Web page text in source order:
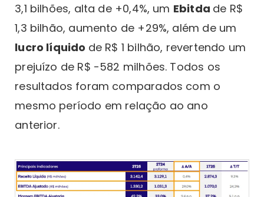
3,1 bilhões, alta de +0,4%, um Ebitda de R$
1,3 bilhão, aumento de +29%, além de um
lucro líquido de R$ 1 bilhão, revertendo um
prejuízo de R$ -582 milhões. Todos os
resultados foram comparados com o
mesmo período em relação ao ano
anterior.